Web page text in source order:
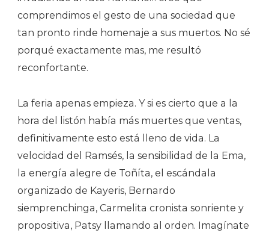
comprendimos el gesto de una sociedad que
tan pronto rinde homenaje a sus muertos. No sé
porqué exactamente mas, me resultó
reconfortante.
La feria apenas empieza. Y si es cierto que a la
hora del listón había más muertes que ventas,
definitivamente esto está lleno de vida. La
velocidad del Ramsés, la sensibilidad de la Ema,
la energía alegre de Toñíta, el escándala
organizado de Kayeris, Bernardo
siemprenchinga, Carmelita cronista sonriente y
propositiva, Patsy llamando al orden. Imagínate